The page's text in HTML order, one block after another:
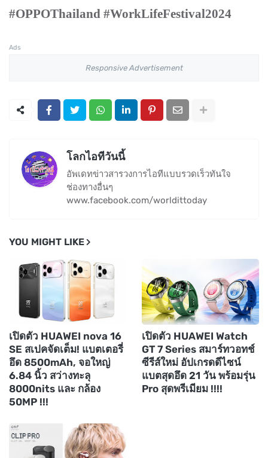
#OPPOThailand #WorkLifeFestival2024
Ads
Responsive Advertisement
โลกไอทีวันนี้
อัพเดทข่าวสารวงการไอทีแบบรวดเร็วทันใจ
ช่องทางอื่นๆ
www.facebook.com/worldittoday
YOU MIGHT LIKE
เปิดตัว HUAWEI nova 16
SE สเปคจัดเต็ม! แบตเตอรี่
อึด 8500mAh, จอใหญ่
6.84 นิ้ว สว่างทะลุ
8000nits และ กล้อง
50MP !!!
เปิดตัว HUAWEI Watch
GT 7 Series สมาร์ทวอทช์
ซีรีส์ใหม่ อัปเกรดดีไซน์
แบตสุดอึด 21 วัน พร้อมรุ่น
Pro สุดพรีเมียม !!!!